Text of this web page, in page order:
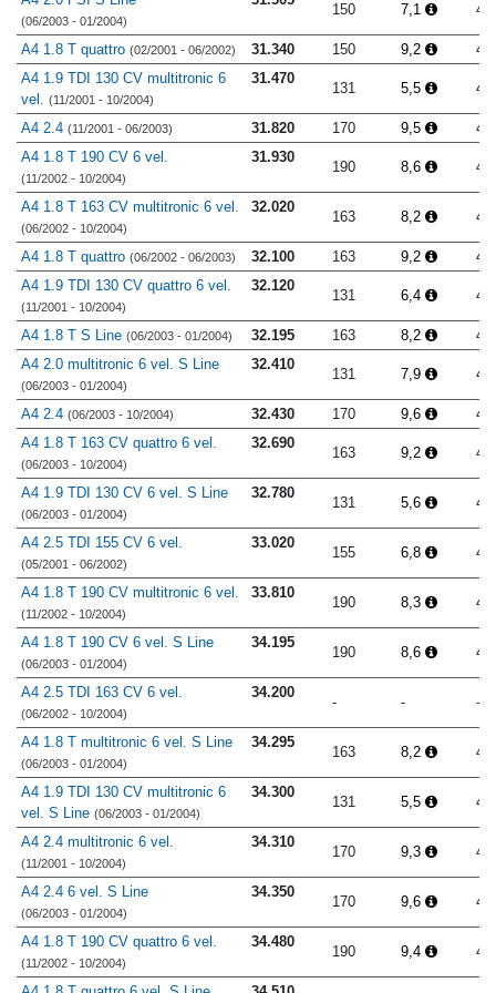
(06/2003 - 01/2004)
150 7,1
A4 1.8 T quattro (02/2001 - 06/2002) 31.340 150 9,2
A4 1.9 TDI 130 CV multitronic 6
vel. (11/2001 - 10/2004)
31.470
131 5,5
A4 2.4 (11/2001 - 06/2003) 31.820 170 9,5
A4 1.8 T 190 CV 6 vel.
(11/2002 - 10/2004)
31.930
190 8,6
A4 1.8 T 163 CV multitronic 6 vel.
(06/2002 - 10/2004)
32.020
163 8,2
A4 1.8 T quattro (06/2002 - 06/2003) 32.100 163 9,2
A4 1.9 TDI 130 CV quattro 6 vel.
(11/2001 - 10/2004)
32.120
131 6,4
A4 1.8 T S Line (06/2003 - 01/2004) 32.195 163 8,2
A4 2.0 multitronic 6 vel. S Line
(06/2003 - 01/2004)
32.410
131 7,9
A4 2.4 (06/2003 - 10/2004) 32.430 170 9,6
A4 1.8 T 163 CV quattro 6 vel.
(06/2003 - 10/2004)
32.690
163 9,2
A4 1.9 TDI 130 CV 6 vel. S Line
(06/2003 - 01/2004)
32.780
131 5,6
A4 2.5 TDI 155 CV 6 vel.
(05/2001 - 06/2002)
33.020
155 6,8
A4 1.8 T 190 CV multitronic 6 vel.
(11/2002 - 10/2004)
33.810
190 8,3
A4 1.8 T 190 CV 6 vel. S Line
(06/2003 - 01/2004)
34.195
190 8,6
A4 2.5 TDI 163 CV 6 vel.
(06/2002 - 10/2004)
34.200
- - -
A4 1.8 T multitronic 6 vel. S Line
(06/2003 - 01/2004)
34.295
163 8,2
A4 1.9 TDI 130 CV multitronic 6
vel. S Line (06/2003 - 01/2004)
34.300
131 5,5
A4 2.4 multitronic 6 vel.
(11/2001 - 10/2004)
34.310
170 9,3
A4 2.4 6 vel. S Line
(06/2003 - 01/2004)
34.350
170 9,6
A4 1.8 T 190 CV quattro 6 vel.
(11/2002 - 10/2004)
34.480
190 9,4